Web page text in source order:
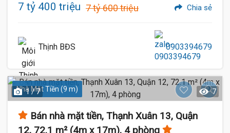
7 tỷ 400 triệu 7 tỷ 600 triệu Chia sẻ
Thịnh BĐS 0903394679
Nhà Mặt Tiền (9 m)
1 / 7 7
Bán nhà mặt tiền, Thạnh Xuân 13, Quận
12, 72.1 m² (4m x 17m), 4 phòng